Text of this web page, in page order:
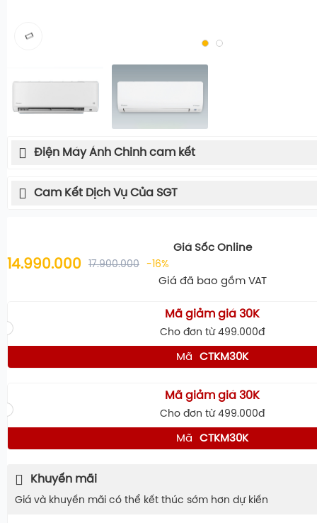
Điện Máy Ánh Chinh cam kết
Cam Kết Dịch Vụ Của SGT
Giá Sốc Online
14.990.000 17.900.000 -16%
Giá đã bao gồm VAT
Mã giảm giá 30K
Cho đơn từ 499.000đ
Mã CTKM30K
Mã giảm giá 30K
Cho đơn từ 499.000đ
Mã CTKM30K
Khuyến mãi
Giá và khuyến mãi có thể kết thúc sớm hơn dự kiến